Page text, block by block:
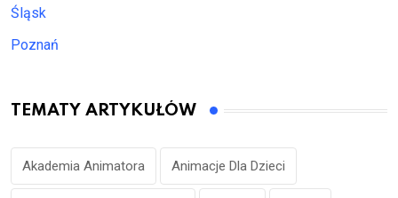
Śląsk
Poznań
TEMATY ARTYKUŁÓW
Akademia Animatora Animacje Dla Dzieci